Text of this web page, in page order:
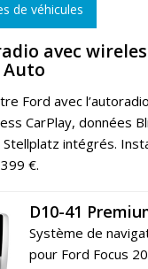
de véhicules
avec
Ford avec
CarPlay, données
intégrés.
€.
D10-41
Système de
pour Ford Focus